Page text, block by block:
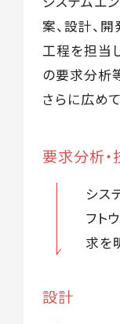
案、設計、
工程を担当
の要求分析
さらに広め
要求分析
シス
フト
求を
設計